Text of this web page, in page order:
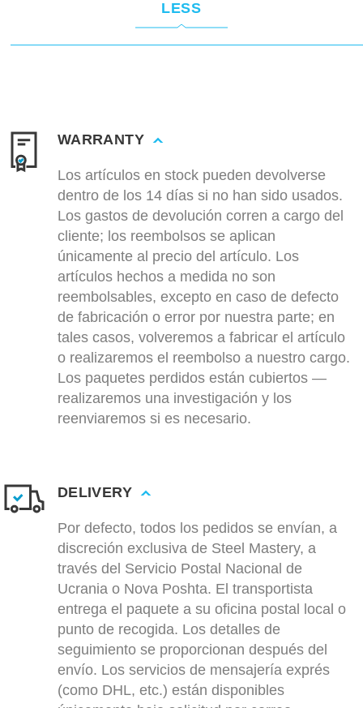
LESS
WARRANTY
Los artículos en stock pueden devolverse
dentro de los 14 días si no han sido usados.
Los gastos de devolución corren a cargo del
cliente; los reembolsos se aplican
únicamente al precio del artículo. Los
artículos hechos a medida no son
reembolsables, excepto en caso de defecto
de fabricación o error por nuestra parte; en
tales casos, volveremos a fabricar el artículo
o realizaremos el reembolso a nuestro cargo.
Los paquetes perdidos están cubiertos —
realizaremos una investigación y los
reenviaremos si es necesario.
DELIVERY
Por defecto, todos los pedidos se envían, a
discreción exclusiva de Steel Mastery, a
través del Servicio Postal Nacional de
Ucrania o Nova Poshta. El transportista
entrega el paquete a su oficina postal local o
punto de recogida. Los detalles de
seguimiento se proporcionan después del
envío. Los servicios de mensajería exprés
(como DHL, etc.) están disponibles